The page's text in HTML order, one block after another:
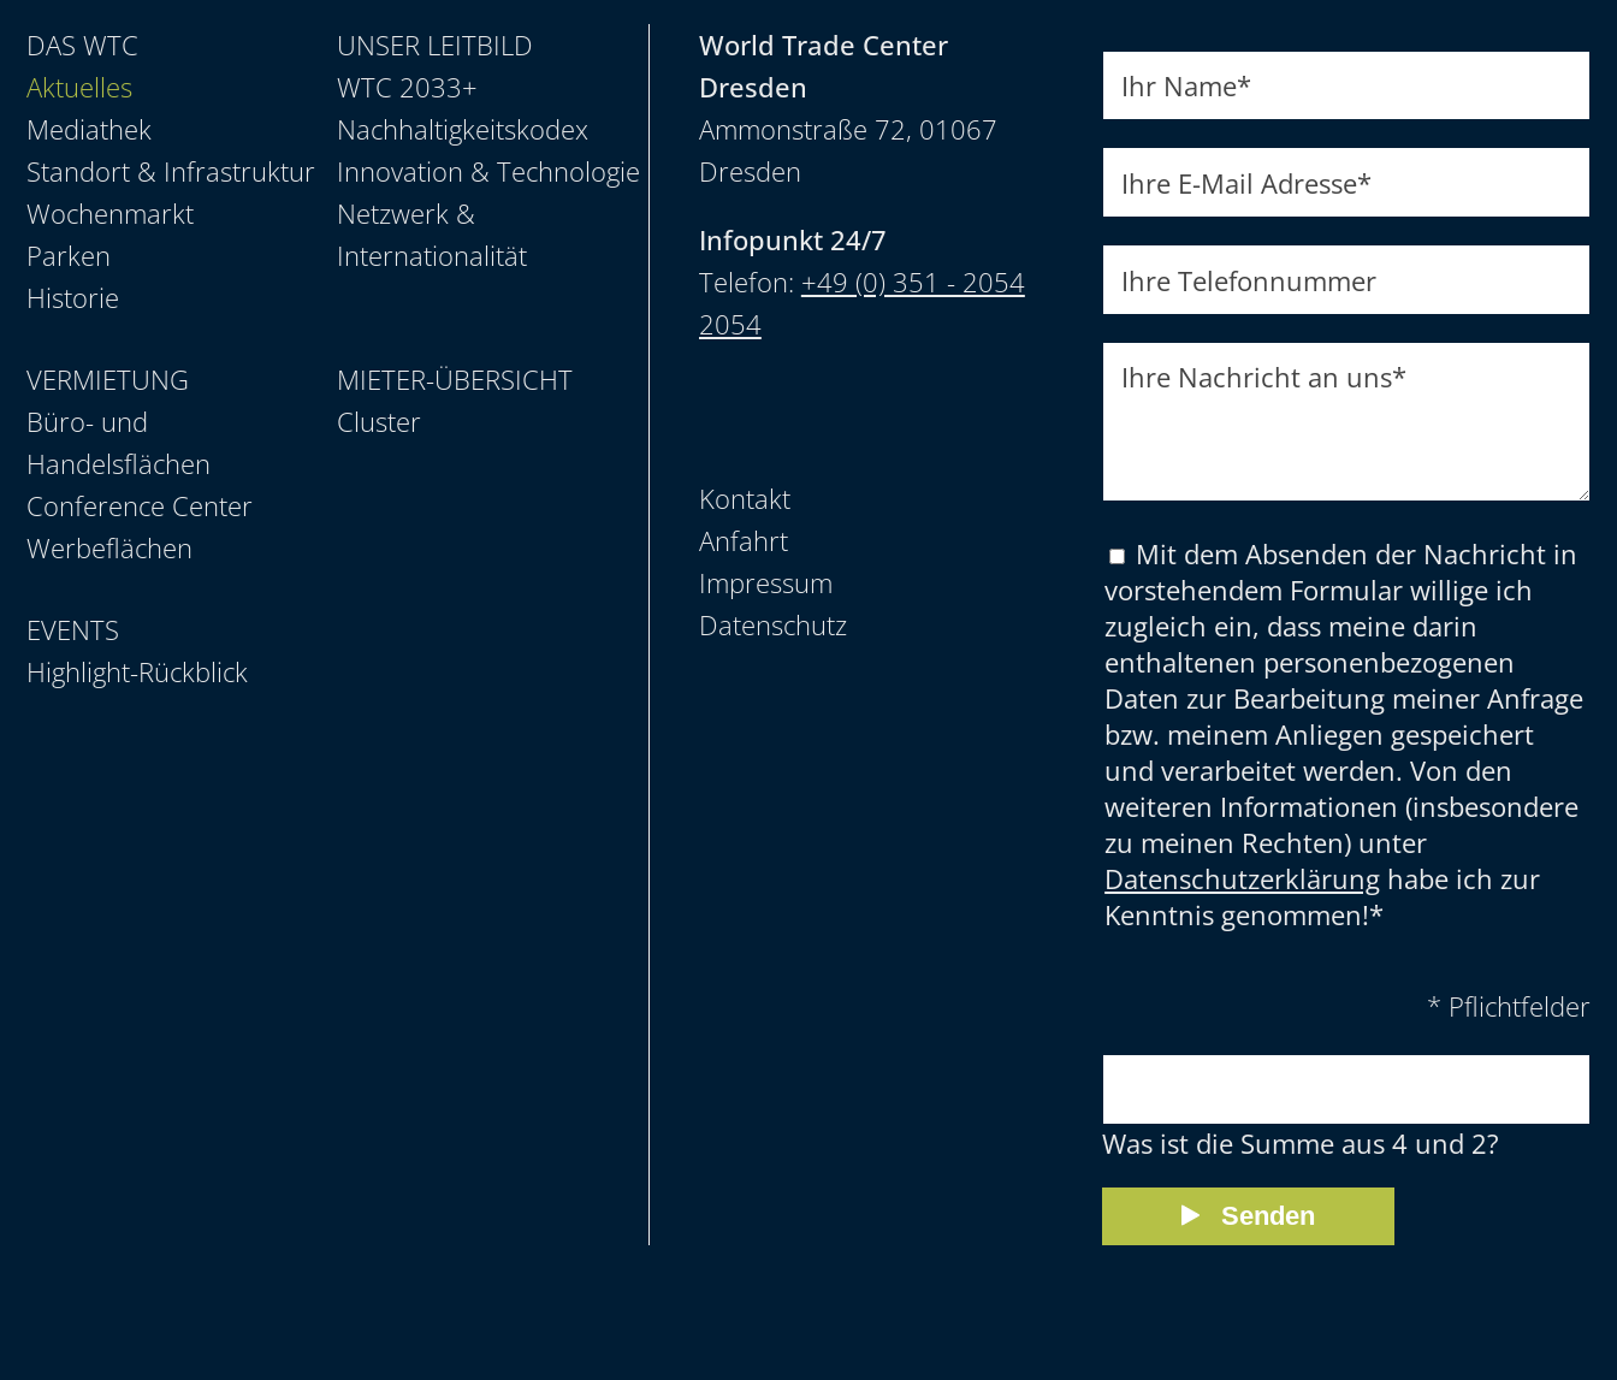
DAS WTC
Aktuelles
Mediathek
Standort & Infrastruktur
Wochenmarkt
Parken
Historie
UNSER LEITBILD
WTC 2033+
Nachhaltigkeitskodex
Innovation & Technologie
Netzwerk &
Internationalität
VERMIETUNG
Büro- und
Handelsflächen
Conference Center
Werbeflächen
MIETER-ÜBERSICHT
Cluster
EVENTS
Highlight-Rückblick
World Trade Center
Dresden
Ammonstraße 72, 01067
Dresden
Infopunkt 24/7
Telefon: +49 (0) 351 - 2054
2054
Kontakt
Anfahrt
Impressum
Datenschutz
Ihr Name*
Ihre E-Mail Adresse*
Ihre Telefonnummer
Ihre Nachricht an uns*
Mit dem Absenden der Nachricht in
vorstehendem Formular willige ich
zugleich ein, dass meine darin
enthaltenen personenbezogenen
Daten zur Bearbeitung meiner Anfrage
bzw. meinem Anliegen gespeichert
und verarbeitet werden. Von den
weiteren Informationen (insbesondere
zu meinen Rechten) unter
Datenschutzerklärung habe ich zur
Kenntnis genommen!*
* Pflichtfelder
Was ist die Summe aus 4 und 2?
Senden